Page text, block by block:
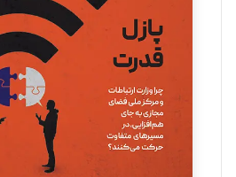
یسنا امان‌پور
تحریریه
ملینا جعفری
تحریریه